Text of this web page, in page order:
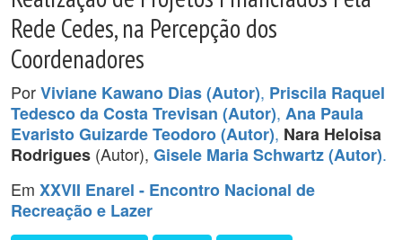
Rede Cedes, na Percepção dos
Coordenadores
PorViviane Kawano Dias (Autor), Priscila Raquel
Tedesco da Costa Trevisan (Autor), Ana Paula
Evaristo Guizarde Teodoro (Autor), Nara Heloisa
Rodrigues (Autor), Gisele Maria Schwartz (Autor).
Em XXVII Enarel - Encontro Nacional de
Recreação e Lazer